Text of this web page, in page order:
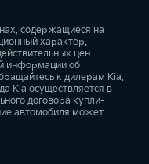
содержащиеся на
характер.
цен
информации об
к дилерам Kia.
Kia осуществляется в
договора купли-
автомобиля может